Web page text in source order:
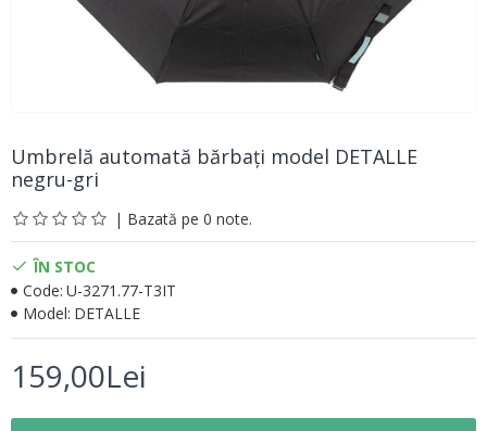
Umbrelă automată bărbați model DETALLE
negru-gri
| Bazată pe 0 note.
159,00Lei
ÎN STOC
Code: U-3271.77-T3IT
Model: DETALLE